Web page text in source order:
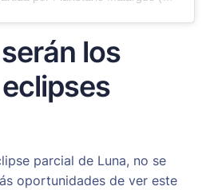
los
parcial de Luna, no se
oportunidades de ver este